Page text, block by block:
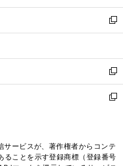
開
く
ウ
で
開
ン
ド
ウ
開
く
ウ
ィ
ン
ウ
で
開
く
し
い
ウ
ン
ド
ウ
で
新
し
ウ
ィ
ン
ド
く
新
し
い
ド
ウ
新
ィ
ン
ービスが、著作権者からコンテ
ることを示す登録商標（登録番号